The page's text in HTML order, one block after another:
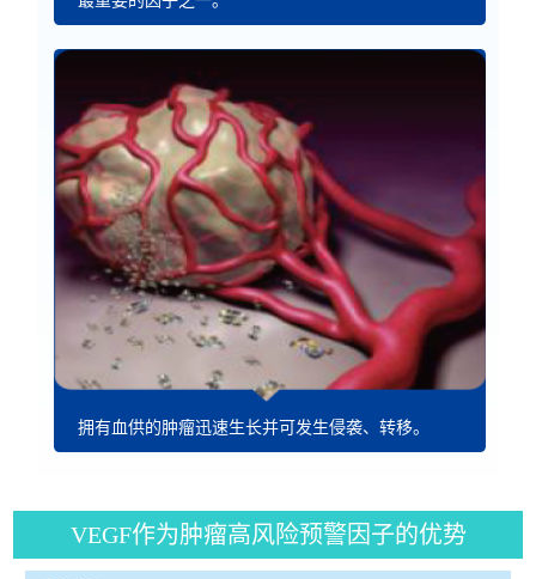
拥有血供的肿瘤迅速生长并可发生侵袭、转移。
VEGF作为肿瘤高风险预警因子的优势